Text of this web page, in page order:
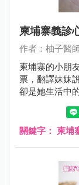
柬埔寨義診
作者：柚子醫
柬埔寨的小朋
票，翻譯妹妹
卻是她生活中
關鍵字： 柬埔